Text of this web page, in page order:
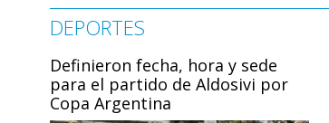
DEPORTES
Definieron fecha, hora y sede
para el partido de Aldosivi por
Copa Argentina